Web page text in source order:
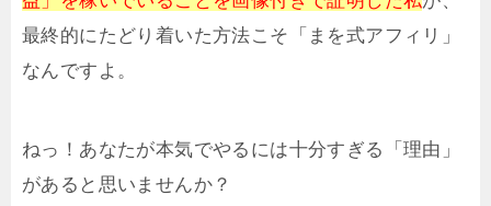
最終的にたどり着いた方法こそ「まを式アフィリ」
なんですよ。
ねっ！あなたが本気でやるには十分すぎる「理由」
があると思いませんか？